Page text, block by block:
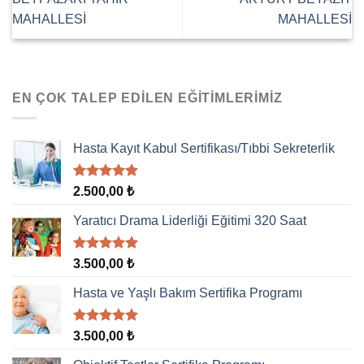
MAHALLESİ
MAHALLESİ
EN ÇOK TALEP EDILEN EĞITIMLERIMIZ
Hasta Kayıt Kabul Sertifikası/Tıbbi Sekreterlik
5 üzerinden
aldı
2.500,00 ₺
Yaratıcı Drama Liderliği Eğitimi 320 Saat
5 üzerinden
aldı
3.500,00 ₺
Hasta ve Yaşlı Bakım Sertifika Programı
5 üzerinden
aldı
3.500,00 ₺